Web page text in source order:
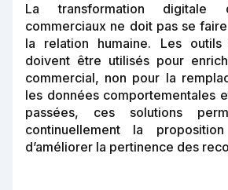
La transformation digitale
commerciaux ne doit pas se
la relation humaine. Les outils
doivent être utilisés pour
commercial, non pour la
les données comportementales
passées, ces solutions
continuellement la
d’améliorer la pertinence des